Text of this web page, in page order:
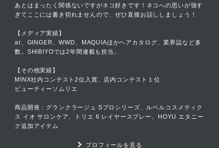
あとはまったく関係ないですがネコ好きです！ネコへの思いが強す
ぎてここには書き切れませんので、ぜひ直接お話ししましょう！
【メディア実績】
ar、GINGER、WWD、MAQUIAほかヘアカタログ、業界誌など多
数。SHIBIYOでは2年間連載も担当。
【その他実績】
MINX社内コンテスト2位入賞、店内コンテスト１位
ビューティーソムリエ
商品開発：グランクラージュ Sプロシリーズ、ルベルコスメティク
ス イオ サロンケア、トリエ 6 レイヤースプレー、HOYU エタニー
ク追加アイテム
プロフィールを見る